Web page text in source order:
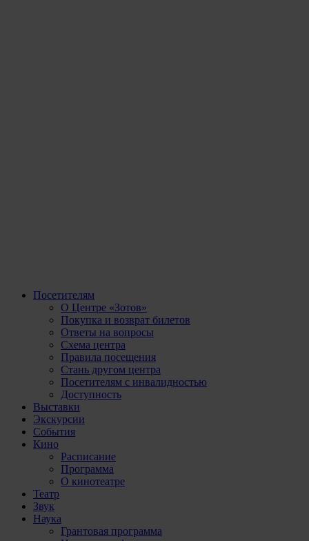
Посетителям
О Центре «Зотов»
Покупка и возврат билетов
Ответы на вопросы
Схема центра
Правила посещения
Стань другом центра
Посетителям с инвалидностью
Доступность
Выставки
Экскурсии
События
Кино
Расписание
Программа
О кинотеатре
Театр
Звук
Наука
Грантовая программа